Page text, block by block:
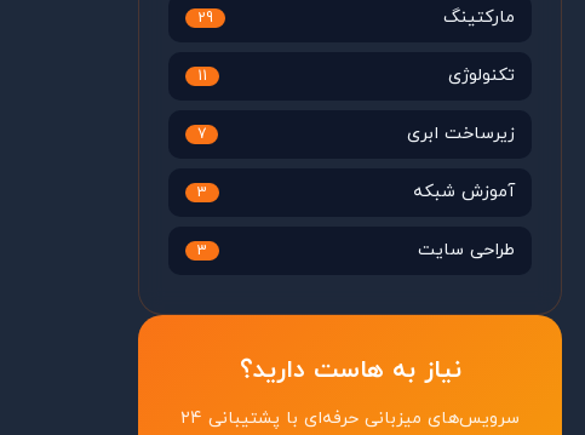
مارکتینگ 29
تکنولوژی 11
زیرساخت ابری 7
آموزش شبکه 3
طراحی سایت 3
نیاز به هاست دارید؟
سرویس‌های میزبانی حرفه‌ای با پشتیبانی ۲۴